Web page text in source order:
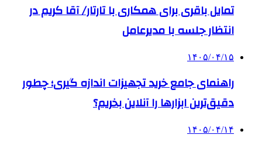
تمایل باقری برای همکاری با تارتار/ آقا کریم در
انتظار جلسه با مدیرعامل
۱۴۰۵/۰۴/۱۵
راهنمای جامع خرید تجهیزات اندازه گیری؛ چطور
دقیق‌ترین ابزارها را آنلاین بخریم؟
۱۴۰۵/۰۴/۱۴